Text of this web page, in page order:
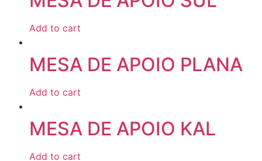
Add to cart
MESA DE APOIO PLANA
Add to cart
MESA DE APOIO KAL
Add to cart